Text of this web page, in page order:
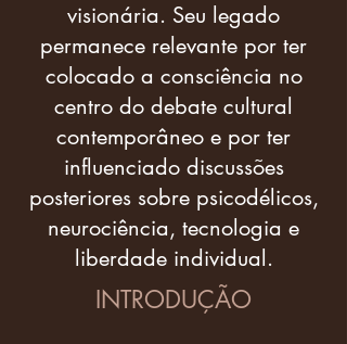
visionária. Seu legado
permanece relevante por ter
colocado a consciência no
centro do debate cultural
contemporâneo e por ter
influenciado discussões
posteriores sobre psicodélicos,
neurociência, tecnologia e
liberdade individual.
INTRODUÇÃO